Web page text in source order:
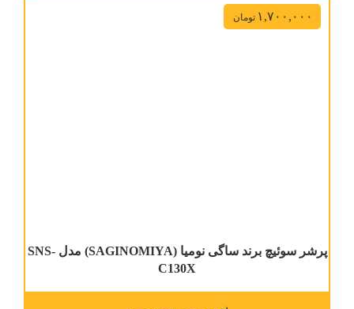
پرشر سوئیچ برند ساگی نومیا (SAGINOMIYA) مدل SNS-
C130X
۱,۷۰۰,۰۰۰ تومان